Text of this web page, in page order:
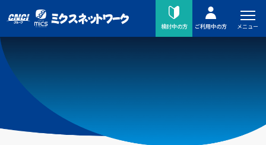
検討中の方 ご利用中の方 メニュー